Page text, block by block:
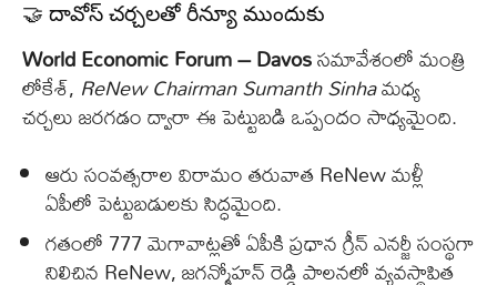
🤝 దావోస్ చర్చలతో రీన్యూ ముందుకు
World Economic Forum – Davosసమావేశంలో మంత్రి
లోకేశ్, ReNew Chairman Sumanth Sinhaమధ్య
చర్చలు జరగడం ద్వారా ఈ పెట్టుబడి ఒప్పందం సాధ్యమైంది.
ఆరు సంవత్సరాల విరామం తరువాత ReNew మళ్లీ
ఏపీలో పెట్టుబడులకు సిద్ధమైంది.
గతంలో 777 మెగావాట్లతో ఏపీకి ప్రధాన గ్రీన్ ఎనర్జీ సంస్థగా
నిలిచిన ReNew, జగన్మోహన్ రెడ్డి పాలనలో వ్యవస్థాపిత